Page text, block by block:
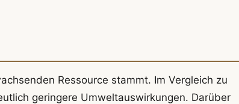
Ressource stammt. Im Vergleich zu
geringere Umweltauswirkungen. Darüber